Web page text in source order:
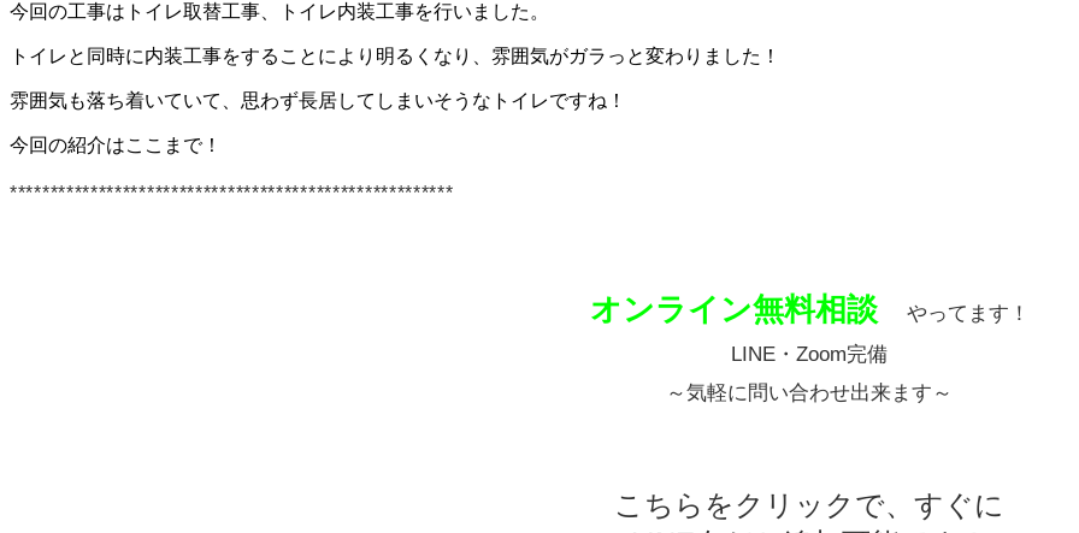
今回の工事はトイレ取替工事、トイレ内装工事を行いました。
トイレと同時に内装工事をすることにより明るくなり、雰囲気がガラっと変わりました！
雰囲気も落ち着いていて、思わず長居してしまいそうなトイレですね！
今回の紹介はここまで！
*******************************************************
オンライン無料相談
やってます！
LINE・Zoom完備
～気軽に問い合わせ出来ます～
こちらをクリックで、すぐに